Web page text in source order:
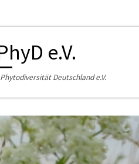
e.V.
Deutschland e.V.